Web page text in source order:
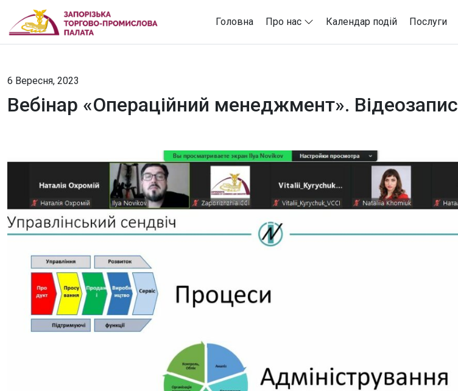
Головна Про нас Календар подій Послуги
6 Вересня, 2023
Вебінар «Операційний менеджмент». Відеозапис